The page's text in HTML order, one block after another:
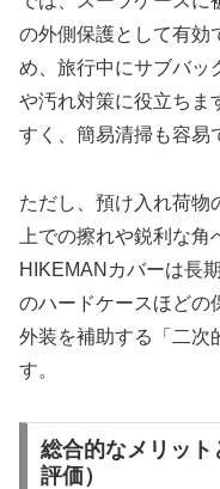
の外側保護として有効
め、旅行中にサブバッ
や汚れ対策に役立ちま
すく、簡易清掃も容易
ただし、預け入れ荷物
上での擦れや鋭利な角
HIKEMANカバーは長
のハードケースほどの
外装を補助する「二次
す。
総合的なメリッ
評価）